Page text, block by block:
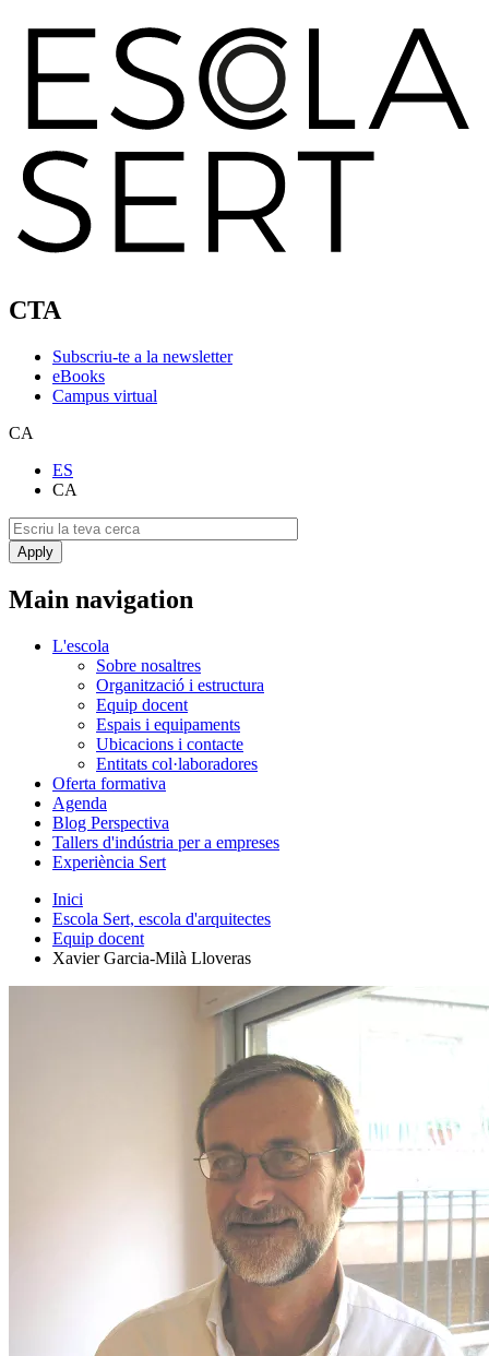
CTA
Subscriu-te a la newsletter
eBooks
Campus virtual
CA
ES
CA
Main navigation
L'escola
Sobre nosaltres
Organització i estructura
Equip docent
Espais i equipaments
Ubicacions i contacte
Entitats col·laboradores
Oferta formativa
Agenda
Blog Perspectiva
Tallers d'indústria per a empreses
Experiència Sert
Inici
Escola Sert, escola d'arquitectes
Equip docent
Xavier Garcia‐Milà Lloveras